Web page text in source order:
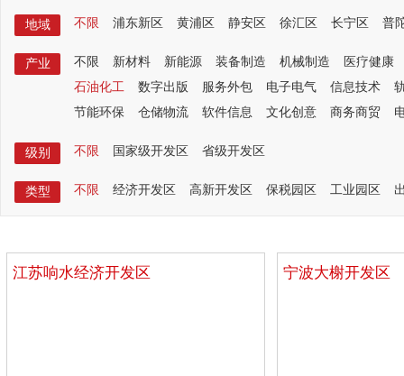
地域 不限 浦东新区 黄浦区 静安区 徐汇区 长宁区 普
产业 不限 新材料 新能源 装备制造 机械制造
医疗健康
石油化工
数字出版 服务外包 电子电气 信息技术
节能环保
仓储物流 软件信息 文化创意 商务商贸
级别 不限 国家级开发区 省级开发区
类型 不限 经济开发区 高新开发区 保税园区 工业园区
江苏响水经济开发区 宁波大榭开发区